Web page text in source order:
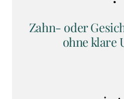
Zahn- oder
ohne klare